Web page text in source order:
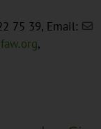
75 39, Email:
,